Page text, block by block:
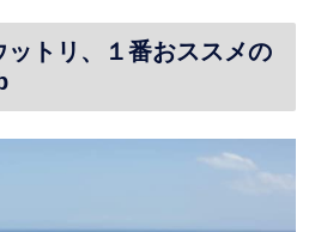
ットリ、１番おススメの